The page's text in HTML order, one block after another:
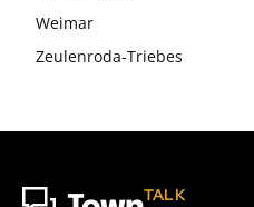
Weimar
Zeulenroda-Triebes
TALK